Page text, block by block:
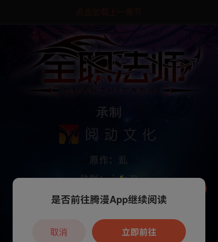
点击加载上一章节
本章节仅支持App阅读，可打开App新用
户7天免费看
是否前往腾漫App继续阅读
立即前往
取消